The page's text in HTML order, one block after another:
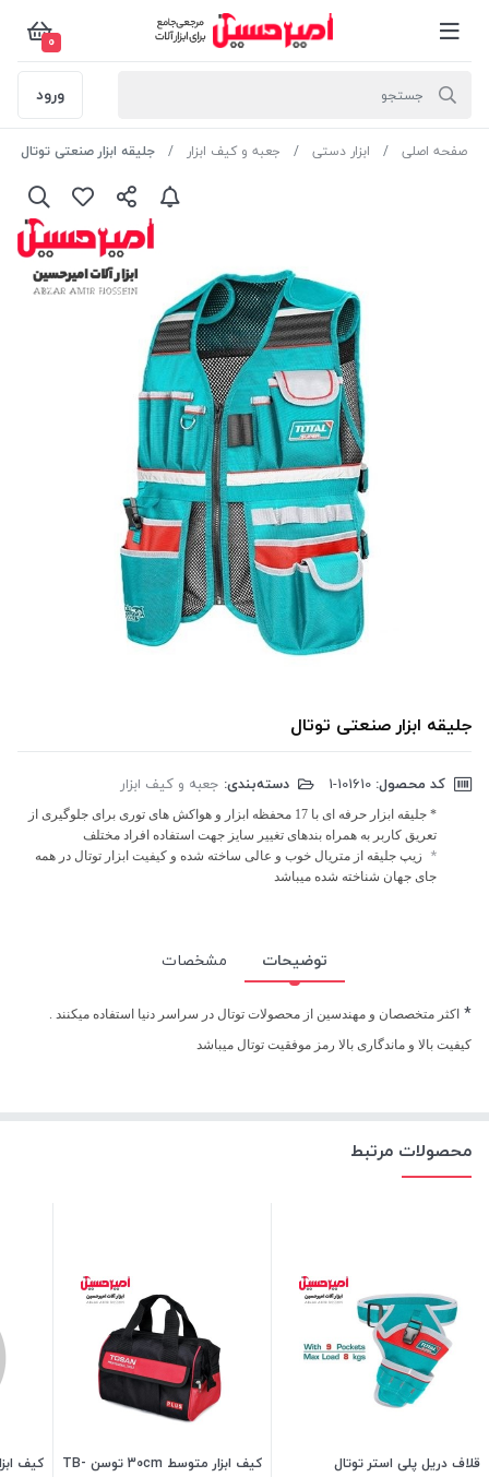
0
ورود
صفحه اصلی ابزار دستی جعبه و کیف ابزار جلیقه ابزار صنعتی توتال
جلیقه ابزار صنعتی توتال
کد محصول: دسته‌بندی: جعبه و کیف ابزار
* جلیقه ابزار حرفه ای با 17 محفظه ابزار و هواکش های توری برای جلوگیری از
تعریق کاربر به همراه بندهای تغییر سایز جهت استفاده افراد مختلف
*
زیپ جلیقه از متریال خوب و عالی ساخته شده و کیفیت ابزار توتال در همه
جای جهان شناخته شده میباشد
توضیحات
مشخصات
* اکثر متخصصان و مهندسین از محصولات توتال در سراسر دنیا استفاده میکنند .
کیفیت بالا و ماندگاری بالا رمز موفقیت توتال میباشد
محصولات مرتبط
قلاف دریل پلی استر توتال
کیف ابزار متوسط 30cm توسن TB-
کیف